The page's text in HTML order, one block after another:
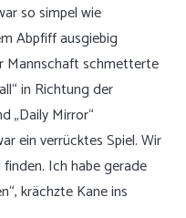
so simpel wie
Abpfiff ausgiebig
Mannschaft schmetterte
in Richtung der
„Daily Mirror“
ein verrücktes Spiel. Wir
Ich habe gerade
krächzte Kane ins